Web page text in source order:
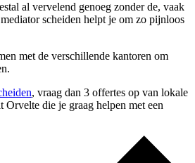
al vervelend genoeg zonder de, vaak
scheiden helpt je om zo pijnloos
met de verschillende kantoren om
, vraag dan 3 offertes op van lokale
Orvelte die je graag helpen met een